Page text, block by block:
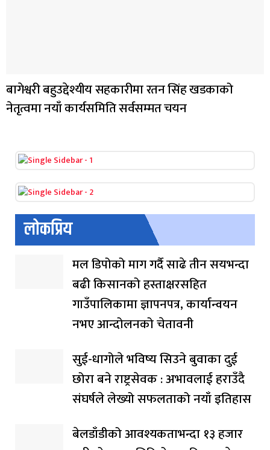
बागेश्वरी बहुउद्देश्यीय सहकारीमा रतन सिंह खडकाको
नेतृत्वमा नयाँ कार्यसमिति सर्वसम्मत चयन
लोकप्रिय
मल डिपोको माग गर्दै साढे तीन सयभन्दा
बढी किसानको हस्ताक्षरसहित
गाउँपालिकामा ज्ञापनपत्र, कार्यान्वयन
नभए आन्दोलनको चेतावनी
सुई-धागोले भविष्य सिउने बुवाका दुई
छोरा बने राष्ट्रसेवक : अभावलाई हराउँदै
संघर्षले लेख्यो सफलताको नयाँ इतिहास
बेलडाँडीको आवश्यकताभन्दा १३ हजार